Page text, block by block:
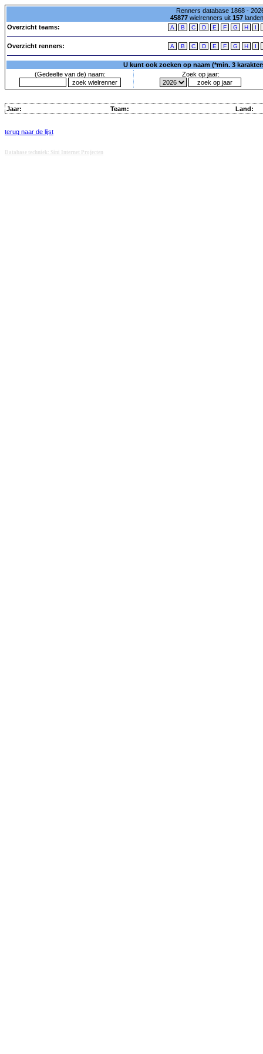
Renners database 1868 -
45877wielrenners uit 157
Overzicht teams:
A B C D E F G H I
Overzicht renners: A B C D E F G H I
U kunt ook zoeken op naam (*min. 3
(Gedeelte van de) naam:
Zoek op jaar:
Jaar: Team: Land:
terug naar de lijst
Database techniek: Sini Internet Projecten